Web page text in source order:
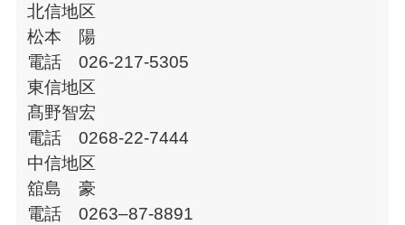
北信地区
松本 陽
電話 026-217-5305
東信地区
髙野智宏
電話 0268-22-7444
中信地区
舘島 豪
電話 0263–87-8891